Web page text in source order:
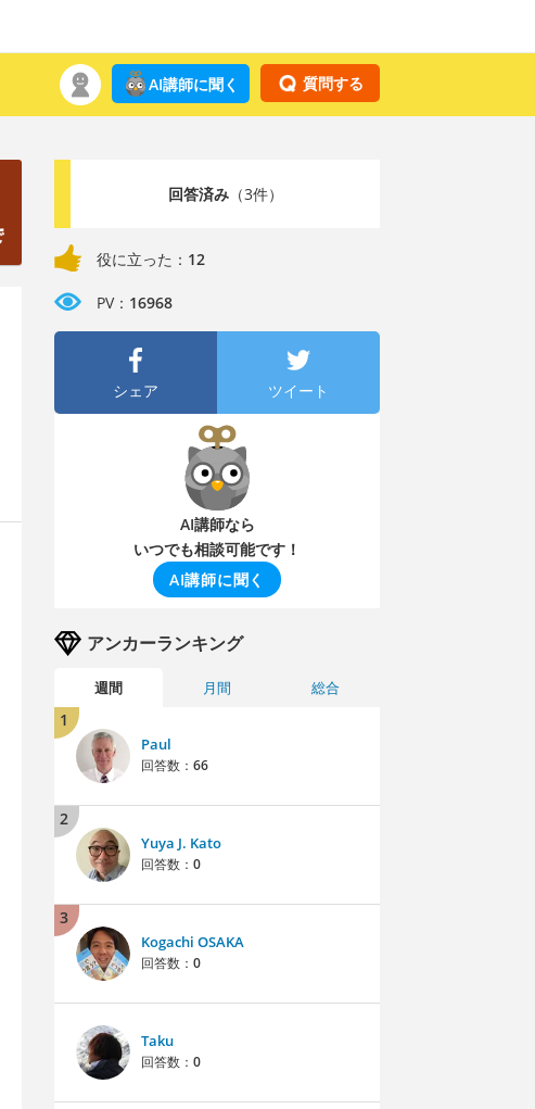
質問する
AI講師に聞く
回答済み（3件）
役に立った： 12
PV： 16968
シェア ツイート
AI講師なら
いつでも相談可能です！
AI講師に聞く
アンカーランキング
週間 月間 総合
1
Paul
回答数： 66
2
Yuya J. Kato
回答数： 0
3
Kogachi OSAKA
回答数： 0
Taku
回答数： 0